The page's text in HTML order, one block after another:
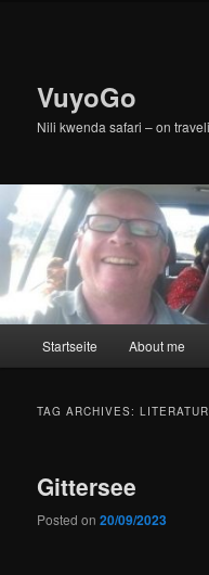
VuyoGo
Nili kwenda safari – on
Startseite About me
TAG ARCHIVES:
Gittersee
Posted on20/09/2023